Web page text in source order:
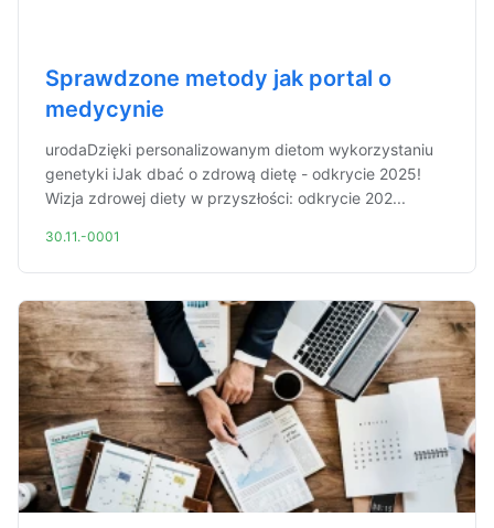
Sprawdzone metody jak portal o
medycynie
urodaDzięki personalizowanym dietom wykorzystaniu
genetyki iJak dbać o zdrową dietę - odkrycie 2025!
Wizja zdrowej diety w przyszłości: odkrycie 202...
30.11.-0001